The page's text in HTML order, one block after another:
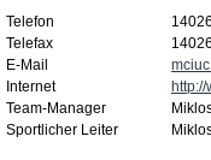
Telefon
Telefax
E-Mail
Internet
Team-Manager
Sportlicher Leiter